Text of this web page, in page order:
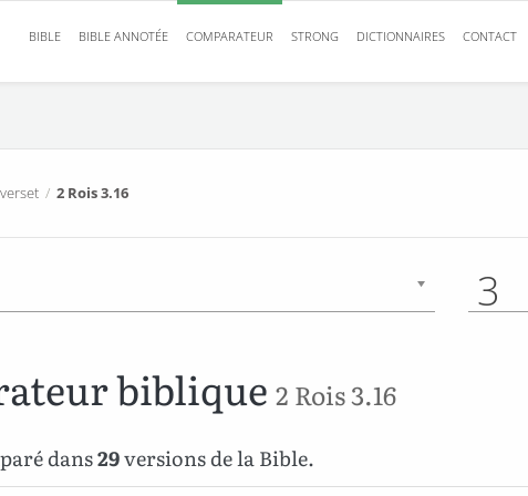
BIBLE BIBLE ANNOTÉE COMPARATEUR STRONG DICTIONNAIRES CONTACT
/ 2 Rois 3.16
3
biblique2 Rois 3.16
dans29versions de la Bible.